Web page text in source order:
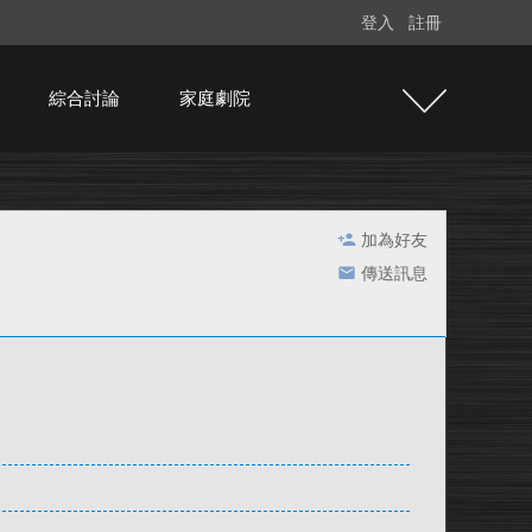
登入 註冊
綜合討論 家庭劇院
加為好友
傳送訊息